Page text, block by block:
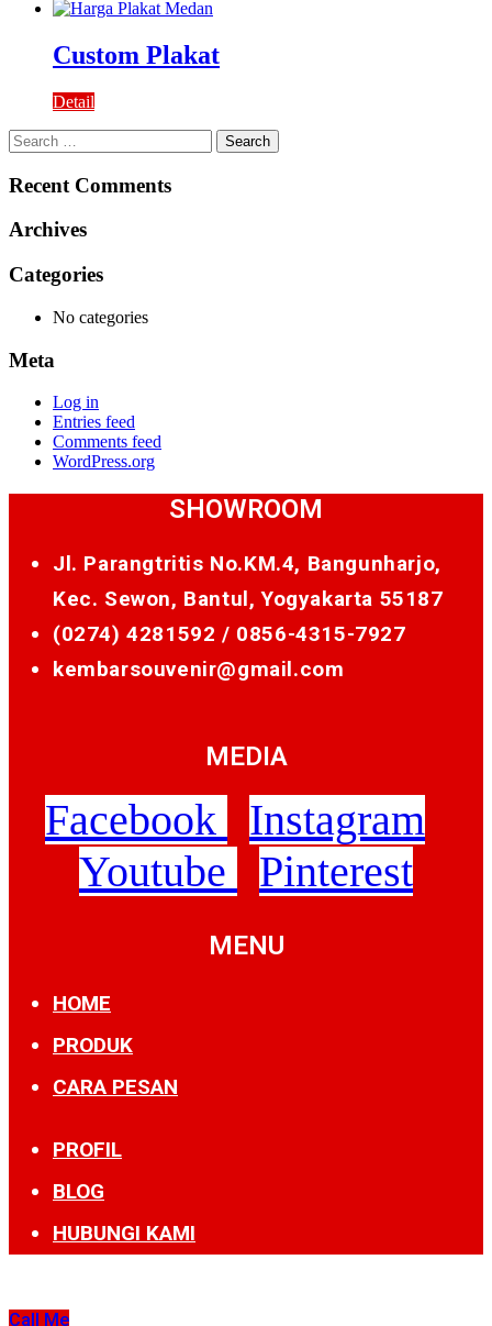
Custom Plakat
Detail
Search
for:
Recent Comments
Archives
Categories
No categories
Meta
Log in
Entries feed
Comments feed
WordPress.org
SHOWROOM
Jl. Parangtritis No.KM.4, Bangunharjo,
Kec. Sewon, Bantul, Yogyakarta 55187
(0274) 4281592 / 0856-4315-7927
kembarsouvenir@gmail.com
MEDIA
Facebook
Instagram
Youtube
Pinterest
MENU
HOME
PRODUK
CARA PESAN
PROFIL
BLOG
HUBUNGI KAMI
Call Me